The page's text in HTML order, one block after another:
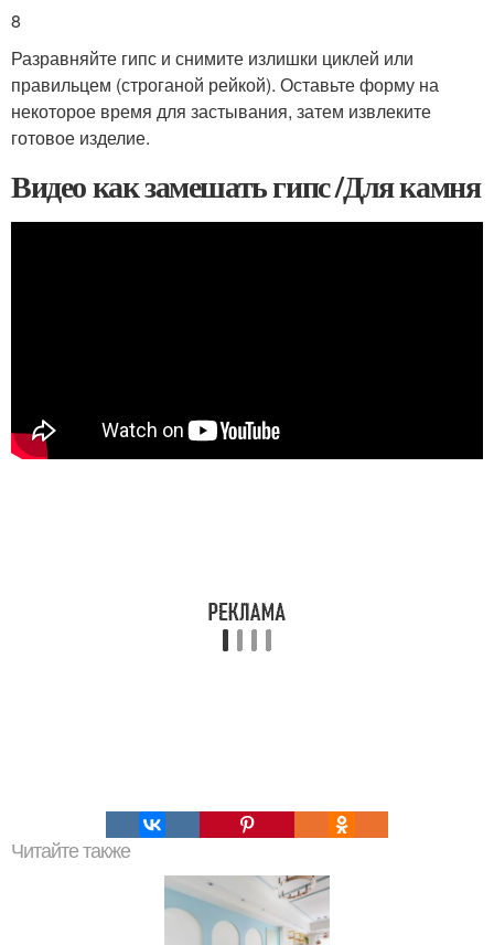
8
Разравняйте гипс и снимите излишки циклей или
правильцем (строганой рейкой). Оставьте форму на
некоторое время для застывания, затем извлеките
готовое изделие.
Видео как замешать гипс /Для камня
Читайте также